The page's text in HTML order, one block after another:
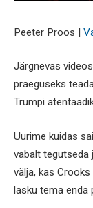
Peeter Proos |
Järgnevas
praeguseks
Trumpi
Uurime kuidas
vabalt tegutseda
välja, kas
lasku tema enda